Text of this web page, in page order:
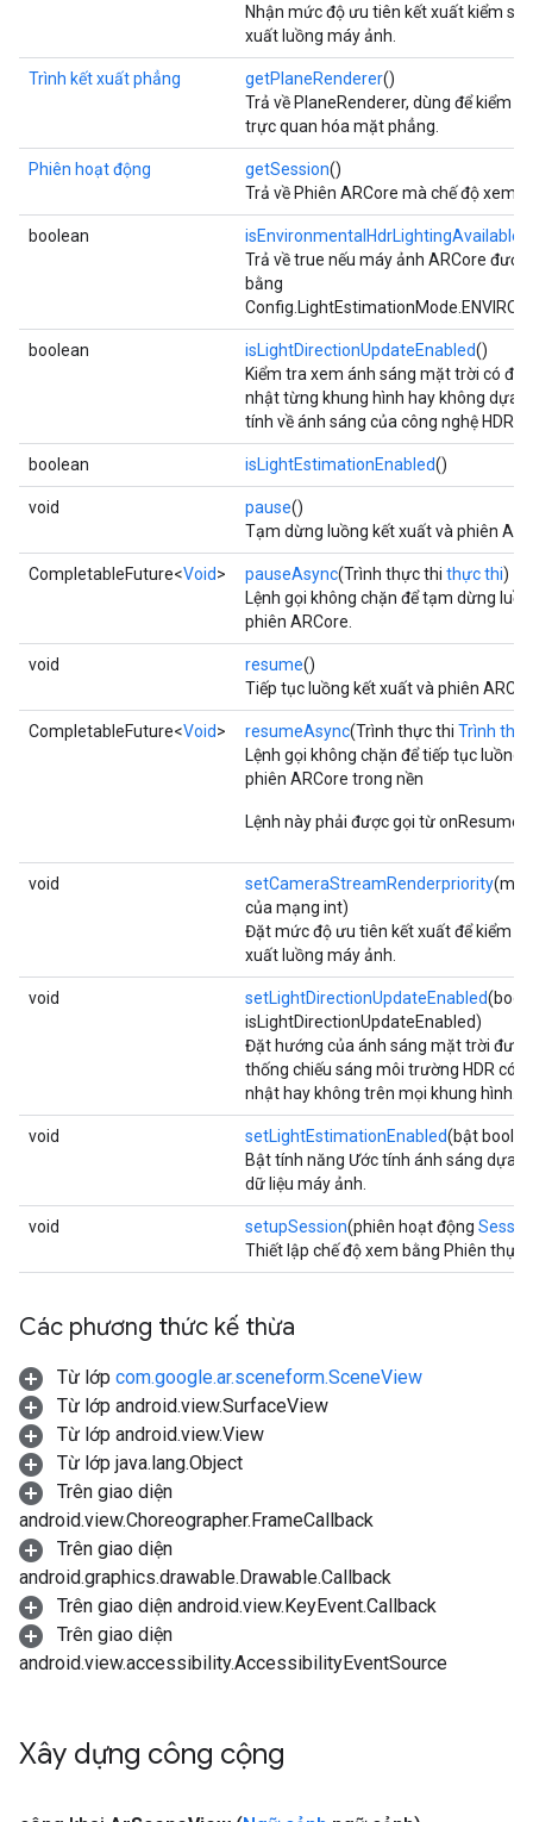
Nhận mức độ ưu tiên kết xuất kiểm
xuất luồng máy ảnh.
Trình kết xuất phẳng getPlaneRenderer()
Trả về PlaneRenderer, dùng để kiểm
trực quan hóa mặt phẳng.
Phiên hoạt động getSession()
Trả về Phiên ARCore mà chế độ xem
boolean isEnvironmentalHdrLightingAvailable
Trả về true nếu máy ảnh ARCore
bằng
boolean isLightDirectionUpdateEnabled()
Kiểm tra xem ánh sáng mặt trời có
nhật từng khung hình hay không dựa
tính về ánh sáng của công nghệ HDR
boolean isLightEstimationEnabled()
void pause()
Tạm dừng luồng kết xuất và phiên
CompletableFuture<Void> pauseAsync(Trình thực thi thực thi)
Lệnh gọi không chặn để tạm dừng
phiên ARCore.
void resume()
Tiếp tục luồng kết xuất và phiên
CompletableFuture<Void> resumeAsync(Trình thực thi Trình
Lệnh gọi không chặn để tiếp tục luồng
phiên ARCore trong nền
Lệnh này phải được gọi từ
void setCameraStreamRenderpriority
của mạng int)
Đặt mức độ ưu tiên kết xuất để kiểm
xuất luồng máy ảnh.
void setLightDirectionUpdateEnabled
isLightDirectionUpdateEnabled)
Đặt hướng của ánh sáng mặt trời
thống chiếu sáng môi trường HDR có
nhật hay không trên mọi khung hình.
void setLightEstimationEnabled(bật
Bật tính năng Ước tính ánh sáng dựa
dữ liệu máy ảnh.
void setupSession(phiên hoạt động
Thiết lập chế độ xem bằng Phiên thực
Các phương thức kế thừa
Từ lớp com.google.ar.sceneform.SceneView
Từ lớp android.view.SurfaceView
Từ lớp android.view.View
Từ lớp java.lang.Object
Trên giao diện
android.view.Choreographer.FrameCallback
Trên giao diện
android.graphics.drawable.Drawable.Callback
Trên giao diện android.view.KeyEvent.Callback
Trên giao diện
android.view.accessibility.AccessibilityEventSource
Xây dựng công cộng